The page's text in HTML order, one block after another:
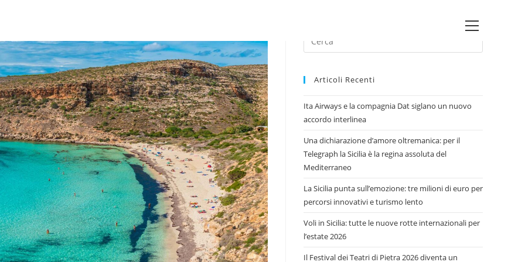
Main
Escape
Articoli Recenti
Ita Airways e la compagnia Dat siglano un nuovo
accordo interlinea
Una dichiarazione d’amore oltremanica: per il
Telegraph la Sicilia è la regina assoluta del
Mediterraneo
La Sicilia punta sull’emozione: tre milioni di euro per
percorsi innovativi e turismo lento
Voli in Sicilia: tutte le nuove rotte internazionali per
l’estate 2026
Il Festival dei Teatri di Pietra 2026 diventa un